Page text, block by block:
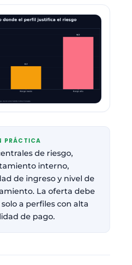
PRÁCTICA
de riesgo,
interno,
de ingreso y nivel de
La oferta debe
a perfiles con alta
de pago.